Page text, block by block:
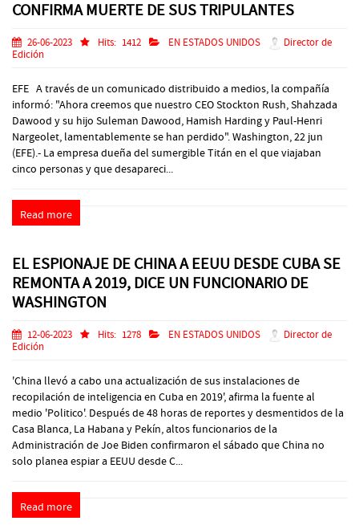
CONFIRMA MUERTE DE SUS TRIPULANTES
26-06-2023 Hits: 1412 EN ESTADOS UNIDOS
Director de
Edición
EFE A través de un comunicado distribuido a medios, la compañía
informó: "Ahora creemos que nuestro CEO Stockton Rush, Shahzada
Dawood y su hijo Suleman Dawood, Hamish Harding y Paul-Henri
Nargeolet, lamentablemente se han perdido". Washington, 22 jun
(EFE).- La empresa dueña del sumergible Titán en el que viajaban
cinco personas y que desapareci...
Read more
EL ESPIONAJE DE CHINA A EEUU DESDE CUBA SE
REMONTA A 2019, DICE UN FUNCIONARIO DE
WASHINGTON
12-06-2023 Hits: 1278 EN ESTADOS UNIDOS
Director de
Edición
'China llevó a cabo una actualización de sus instalaciones de
recopilación de inteligencia en Cuba en 2019', afirma la fuente al
medio 'Politico'. Después de 48 horas de reportes y desmentidos de la
Casa Blanca, La Habana y Pekín, altos funcionarios de la
Administración de Joe Biden confirmaron el sábado que China no
solo planea espiar a EEUU desde C...
Read more